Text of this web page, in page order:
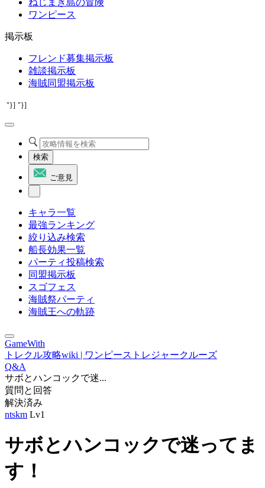
ねじまき島の冒険
ワンピース
掲示板
フレンド募集掲示板
雑談掲示板
海賊同盟掲示板
"}] "}]
検索
ご意見
キャラ一覧
最強ランキング
絞り込み検索
船長効果一覧
パーティ投稿検索
同盟掲示板
スゴフェス
海賊祭パーティ
海賊王への軌跡
GameWith
トレクル攻略wiki | ワンピーストレジャークルーズ
Q&A
サボとハンコックで迷...
質問と回答
解決済み
ntskm Lv1
サボとハンコックで迷ってま
す！